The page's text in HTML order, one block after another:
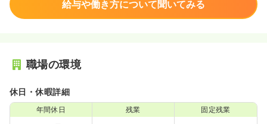
給与や働き方について聞いてみる
職場の環境
休日・休暇詳細
年間休日 残業 固定残業